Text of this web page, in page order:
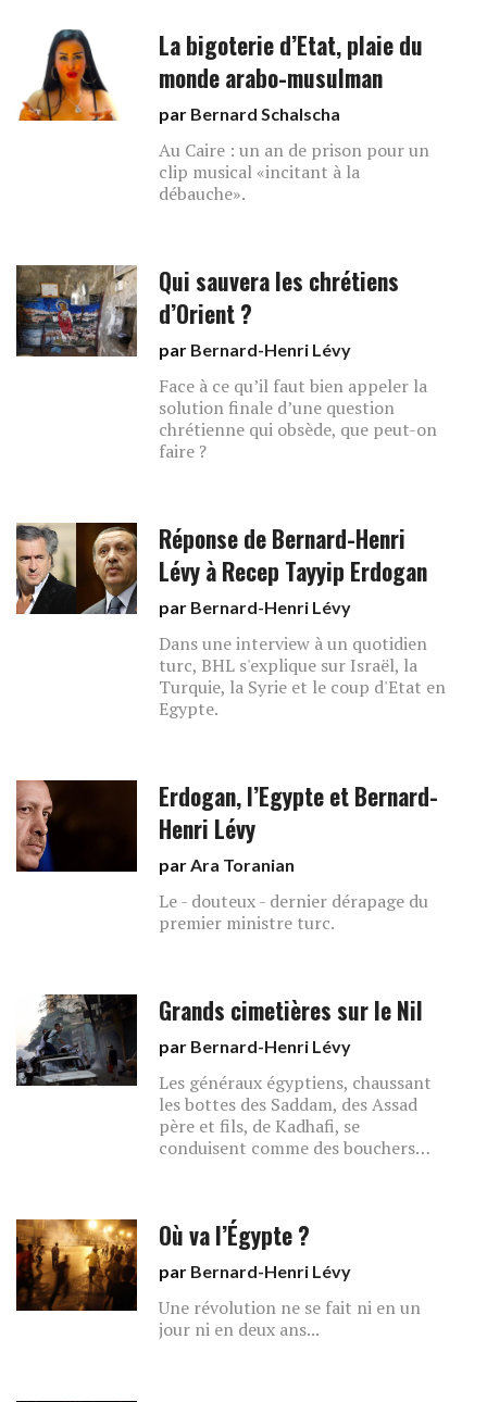
La bigoterie d’Etat, plaie du
monde arabo-musulman
par Bernard Schalscha
Au Caire : un an de prison pour un
clip musical «incitant à la
débauche».
Qui sauvera les chrétiens
d’Orient ?
par Bernard-Henri Lévy
Face à ce qu’il faut bien appeler la
solution finale d’une question
chrétienne qui obsède, que peut-on
faire ?
Réponse de Bernard-Henri
Lévy à Recep Tayyip Erdogan
par Bernard-Henri Lévy
Dans une interview à un quotidien
turc, BHL s'explique sur Israël, la
Turquie, la Syrie et le coup d'Etat en
Egypte.
Erdogan, l’Egypte et Bernard-
Henri Lévy
parAra Toranian
Le - douteux - dernier dérapage du
premier ministre turc.
Grands cimetières sur le Nil
par Bernard-Henri Lévy
Les généraux égyptiens, chaussant
les bottes des Saddam, des Assad
père et fils, de Kadhafi, se
conduisent comme des bouchers…
Où va l’Égypte ?
par Bernard-Henri Lévy
Une révolution ne se fait ni en un
jour ni en deux ans...